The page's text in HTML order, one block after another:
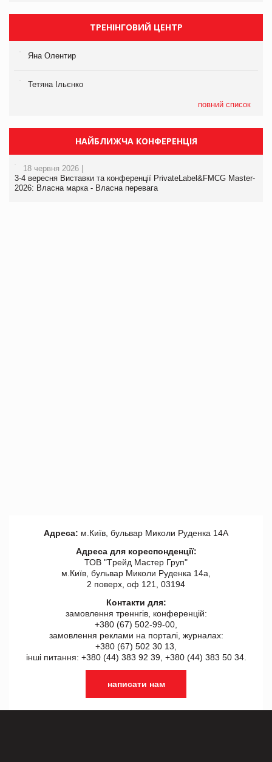
ТРЕНІНГОВИЙ ЦЕНТР
Яна Олентир
Тетяна Ільєнко
повний список
НАЙБЛИЖЧА КОНФЕРЕНЦІЯ
18 червня 2026 |
3-4 вересня Виставки та конференції PrivateLabel&FMCG Master-
2026: Власна марка - Власна перевага
Адреса: м.Київ, бульвар Миколи Руденка 14А
Адреса для кореспонденції:
ТОВ "Tрейд Мастер Груп"
м.Київ, бульвар Миколи Руденка 14а,
2 поверх, оф 121, 03194
Контакти для:
замовлення треннгів, конференцій:
+380 (67) 502-99-00,
замовлення реклами на порталі, журналах:
+380 (67) 502 30 13,
інші питання: +380 (44) 383 92 39, +380 (44) 383 50 34.
написати нам